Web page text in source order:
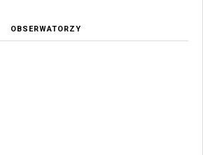
OBSERWATORZY